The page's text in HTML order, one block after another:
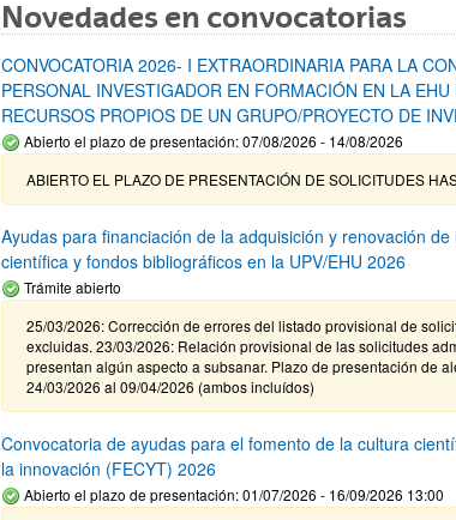
Novedades en convocatorias
CONVOCATORIA 2026- I EXTRAORDINARIA PARA LA
PERSONAL INVESTIGADOR EN FORMACIÓN EN LA
RECURSOS PROPIOS DE UN GRUPO/PROYECTO DE
Abierto el plazo de presentación: 07/08/2026 - 14/08/2026
ABIERTO EL PLAZO DE PRESENTACIÓN DE SOLICITUDES
Ayudas para financiación de la adquisición y renovación
científica y fondos bibliográficos en la UPV/EHU 2026
Trámite abierto
25/03/2026: Corrección de errores del listado provisional de
excluidas. 23/03/2026: Relación provisional de las solicitudes
presentan algún aspecto a subsanar. Plazo de presentación de
24/03/2026 al 09/04/2026 (ambos incluídos)
Convocatoria de ayudas para el fomento de la cultura
la innovación (FECYT) 2026
Abierto el plazo de presentación: 01/07/2026 - 16/09/2026 13:00